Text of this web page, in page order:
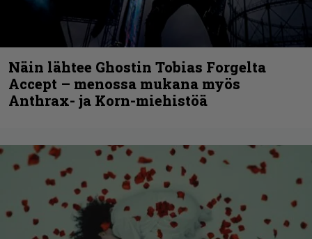
Näin lähtee Ghostin Tobias Forgelta
Accept – menossa mukana myös
Anthrax- ja Korn-miehistöä